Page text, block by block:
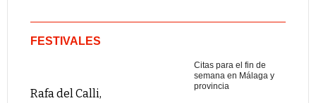
FESTIVALES
Rafa del Calli,
Citas para el fin de
semana en Málaga y
provincia